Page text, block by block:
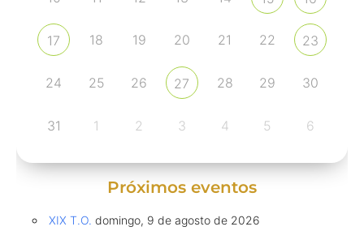
17 18 19 20 21 22 23
24 25 26 27 28 29 30
31 1 2 3 4 5 6
Próximos eventos
XIX T.O. domingo, 9 de agosto de 2026